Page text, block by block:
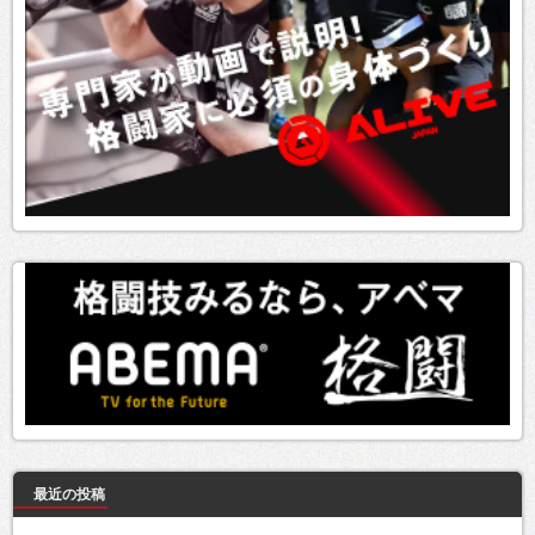
最近の投稿